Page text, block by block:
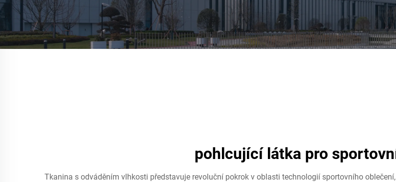
pohlcující látka pro
Tkanina s odváděním vlhkosti představuje revoluční pokrok v oblasti technologií sportovního